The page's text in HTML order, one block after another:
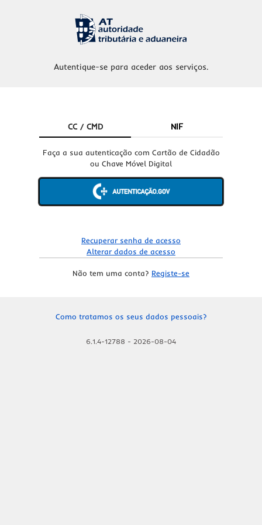
Autentique-se para aceder aos serviços.
CC / CMD NIF
Faça a sua autenticação com Cartão de Cidadão
ou Chave Móvel Digital
Recuperar senha de acesso
Alterar dados de acesso
Não tem uma conta? Registe-se
Como tratamos os seus dados pessoais?
6.1.4-12788 - 2026-08-04